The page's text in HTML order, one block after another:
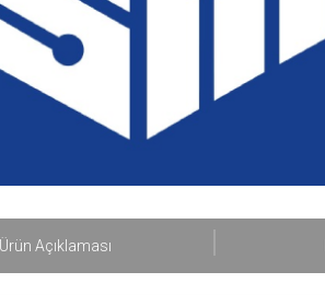
Ürün Açıklaması